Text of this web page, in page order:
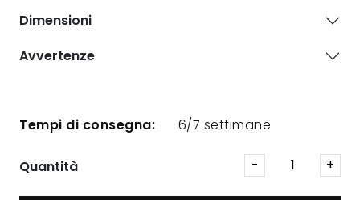
Dimensioni
Avvertenze
Tempi di consegna: 6/7 settimane
Quantità